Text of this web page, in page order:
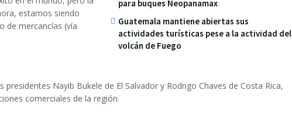
para buques Neopanamax
Guatemala mantiene abiertas sus
actividades turísticas pese a la actividad del
volcán de Fuego
estamos siendo
de mercancías (vía
Nayib Bukele de El Salvador y Rodrigo Chaves de Costa Rica,
comerciales de la región.